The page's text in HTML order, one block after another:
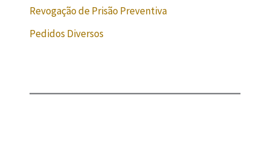
Revogação de Prisão Preventiva
Pedidos Diversos